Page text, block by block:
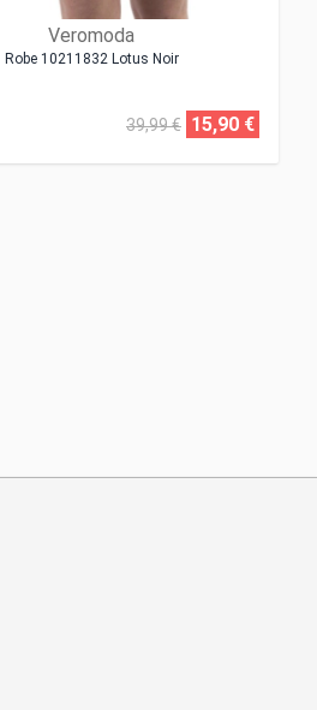
Veromoda
Robe 10211832 Lotus Noir
39,99 € 15,90 €